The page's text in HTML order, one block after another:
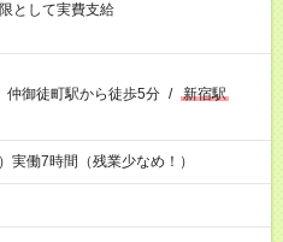
として実費支給
仲御徒町駅から徒歩5分 / 新宿駅
実働7時間（残業少なめ！）